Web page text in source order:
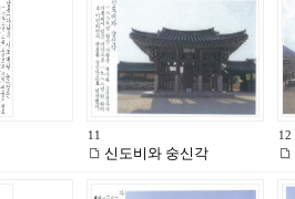
11
신도비와 숭신각
12